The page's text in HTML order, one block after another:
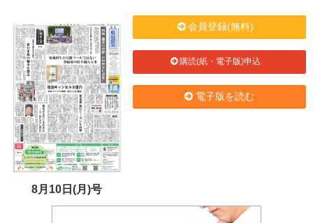
8月10日(月)号
会員登録(無料)
購読(紙・電子版)申込
電子版を読む